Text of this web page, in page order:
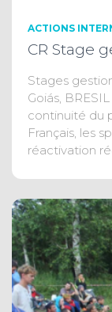
ACTIONS
CR Stage
Stages
Goiás,
continuité du
Français, les
réactivation